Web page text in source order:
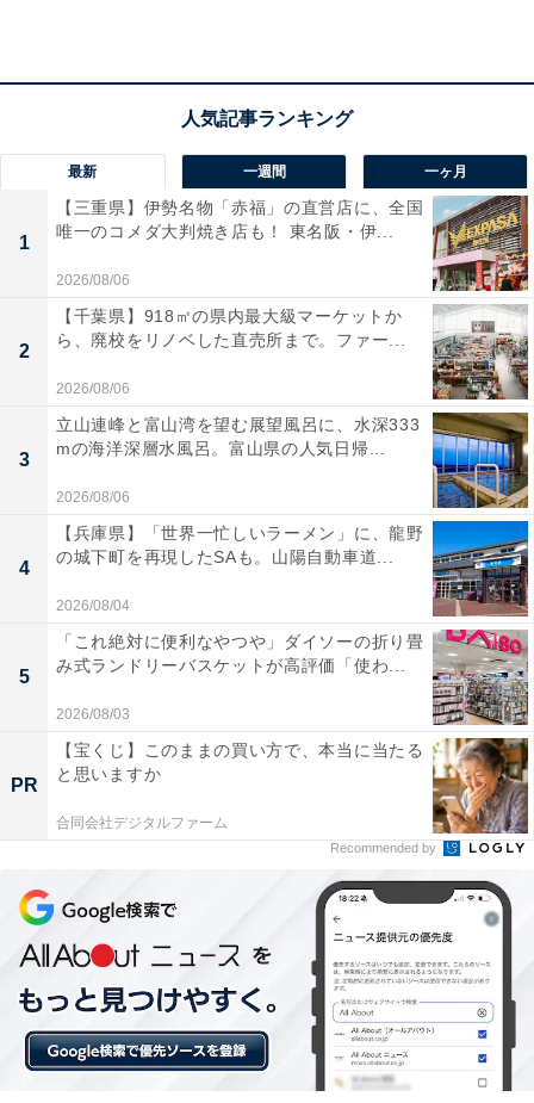
※レンタルタオル＆バスタオルセット（200円）、タオ
ル（160円）、バスタオル（420円）などの有料アイテム
あり。
平日：大人 800円、小人 400円
土・日・祝：大人 900円、小人 450円
※小人は3歳〜小学6年生、2歳以下は無料です。
宿泊可否
宿泊：不可（営業時間は10:00〜23:00、最終受付22:30ま
での日帰り温浴施設のため、宿泊用の客室や夜間滞在プ
ランは提供されていません。）
あわせて読みたい
【愛知県の人気スーパー銭湯】「常滑温泉 マ
ーゴの湯」は駅徒歩1分・イオンモール内で
楽しめる12種のお風呂と露天風呂が自慢の施
最新 一週間 一ヶ月
1
【三重県】伊勢名物「赤福」の直営店に、全国
唯一のコメダ大判焼き店も！ 東名阪・伊...
2026/08/06
2
【千葉県】918㎡の県内最大級マーケットか
ら、廃校をリノベした直売所まで。ファー...
2026/08/06
3
立山連峰と富山湾を望む展望風呂に、水深333
mの海洋深層水風呂。富山県の人気日帰...
2026/08/06
4
【兵庫県】「世界一忙しいラーメン」に、龍野
の城下町を再現したSAも。山陽自動車道...
2026/08/04
5
「これ絶対に便利なやつや」ダイソーの折り畳
み式ランドリーバスケットが高評価「使わ...
2026/08/03
PR
【宝くじ】このままの買い方で、本当に当たる
と思いますか
合同会社デジタルファーム
Recommended by